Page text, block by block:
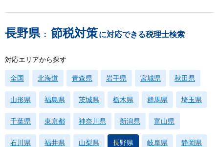
長野県 ： 節税対策に対応できる税理士検索
対応エリアから探す
全国 北海道 青森県 岩手県 宮城県 秋田県
山形県 福島県 茨城県 栃木県 群馬県 埼玉県
千葉県 東京都 神奈川県 新潟県 富山県
石川県 福井県 山梨県 長野県 岐阜県 静岡県